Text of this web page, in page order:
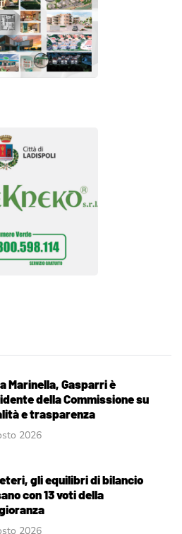
Marinella, Gasparri è
della Commissione su
e trasparenza
2026
gli equilibri di bilancio
con 13 voti della
2026